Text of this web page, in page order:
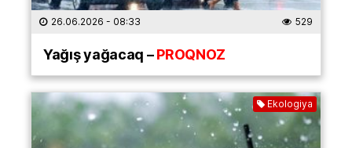
26.06.2026 - 08:33 529
Yağış yağacaq –PROQNOZ
Ekologiya